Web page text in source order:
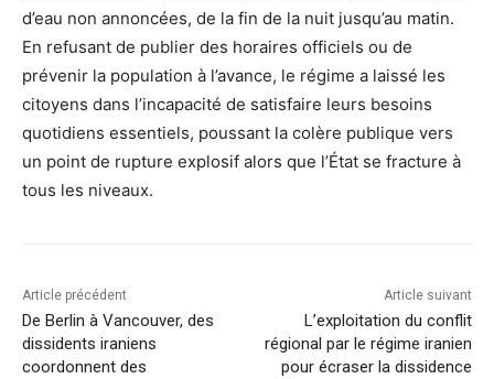
d’eau non annoncées, de la fin de la nuit jusqu’au matin.
En refusant de publier des horaires officiels ou de
prévenir la population à l’avance, le régime a laissé les
citoyens dans l’incapacité de satisfaire leurs besoins
quotidiens essentiels, poussant la colère publique vers
un point de rupture explosif alors que l’État se fracture à
tous les niveaux.
Article précédent
De Berlin à Vancouver, des
dissidents iraniens
coordonnent des
Article suivant
L’exploitation du conflit
régional par le régime iranien
pour écraser la dissidence